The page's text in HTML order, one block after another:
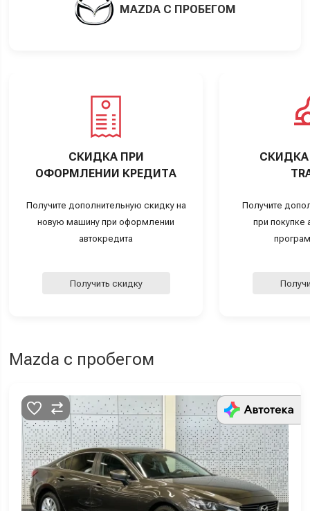
MAZDA С ПРОБЕГОМ
СКИДКА ПРИ
ОФОРМЛЕНИИ КРЕДИТА
Получите дополнительную скидку на
новую машину при оформлении
автокредита
Получить скидку
СКИДКА
Получите
при покупке
Mazda с пробегом